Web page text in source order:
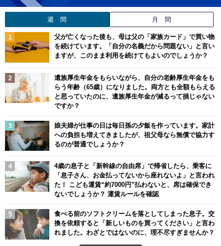
週 間 月 間
父が亡くなった後も、母は父の「家族カード」で買い物
を続けています。「自分の名義だから問題ない」と言い
ますが、このまま利用を続けてもよいのでしょうか？
遺族厚生年金をもらいながら、自分の老齢厚生年金をも
らう年齢（65歳）になりました。両方とも全額もらえる
と思っていたのに、遺族厚生年金が減るって損じゃない
ですか？
娘夫婦が仕事の日は毎日孫の夕飯を作っています。家計
への負担も増えてきましたが、祖父母なら無償で協力す
るのが普通でしょうか？
4歳の息子と「新幹線の自由席」で帰省したら、乗客に
「息子さん、お金払ってないから座れないよ」と言われ
た！ こども運賃“約7000円”払わないと、席は確保でき
ないでしょうか？ 運賃ルールを確認
食べる前のソフトクリームを落としてしまった息子。交
換を依頼すると「新しいものを買ってください」と言わ
れました。わざとではないのに、理不尽すぎませんか？